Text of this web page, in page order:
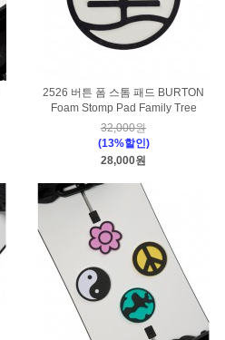
2526 버튼 폼 스톰 패드 BURTON
Foam Stomp Pad Family Tree
32,000원
(13%할인)
28,000원